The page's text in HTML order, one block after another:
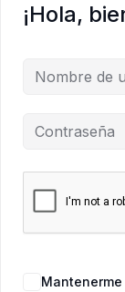
¡Hola,